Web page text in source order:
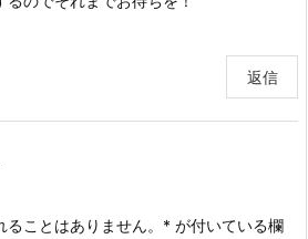
返信
ことはありません。 * が付いている欄